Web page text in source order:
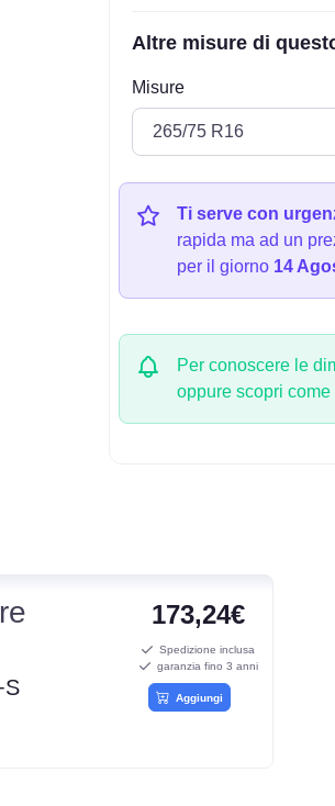
Altre misure di
Misure
Ti serve con
rapida ma ad un
per il giorno 14
Per conoscere le
oppure scopri come
173,24€
Spedizione inclusa
garanzia fino 3 anni
Aggiungi